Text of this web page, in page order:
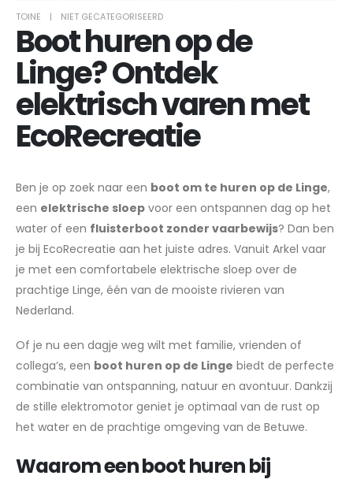
TOINE NIET GECATEGORISEERD
Boot huren op de
Linge? Ontdek
elektrisch varen met
EcoRecreatie
Ben je op zoek naar een boot om te huren op de Linge,
een elektrische sloep voor een ontspannen dag op het
water of een fluisterboot zonder vaarbewijs? Dan ben
je bij EcoRecreatie aan het juiste adres. Vanuit Arkel vaar
je met een comfortabele elektrische sloep over de
prachtige Linge, één van de mooiste rivieren van
Nederland.
Of je nu een dagje weg wilt met familie, vrienden of
collega’s, een boot huren op de Linge biedt de perfecte
combinatie van ontspanning, natuur en avontuur. Dankzij
de stille elektromotor geniet je optimaal van de rust op
het water en de prachtige omgeving van de Betuwe.
Waarom een boot huren bij